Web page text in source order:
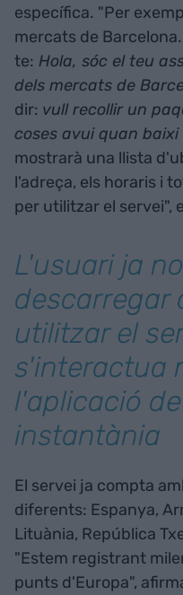
específica. "Per
mercats de
te: Hola, sóc el teu
dels mercats de
dir: vull recollir un
coses avui quan
mostrarà una llista
l'adreça, els horaris i
per utilitzar el servei",
L'usuari ja
descarregar
utilitzar el
s'interactua
l'aplicació
instantània
El servei ja compta
diferents: Espanya,
Lituània, República
"Estem registrant
punts d'Europa",